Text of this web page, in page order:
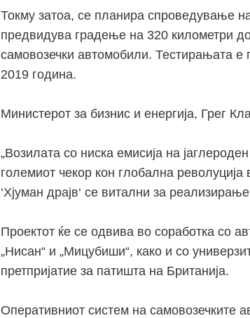
Токму затоа, се планира спроведување
предвидува градење на 320 километри
самовозечки автомобили. Тестирањата
2019 година.
Министерот за бизнис и енергија, Грег
„Возилата со ниска емисија на
големиот чекор кон глобална револуција
‘Хјуман драјв‘ се витални за
Проектот ќе се одвива во соработка со
„Нисан“ и „Мицубиши“, како и со у
претпријатие за патишта на Британија.
Оперативниот систем на самовозечките